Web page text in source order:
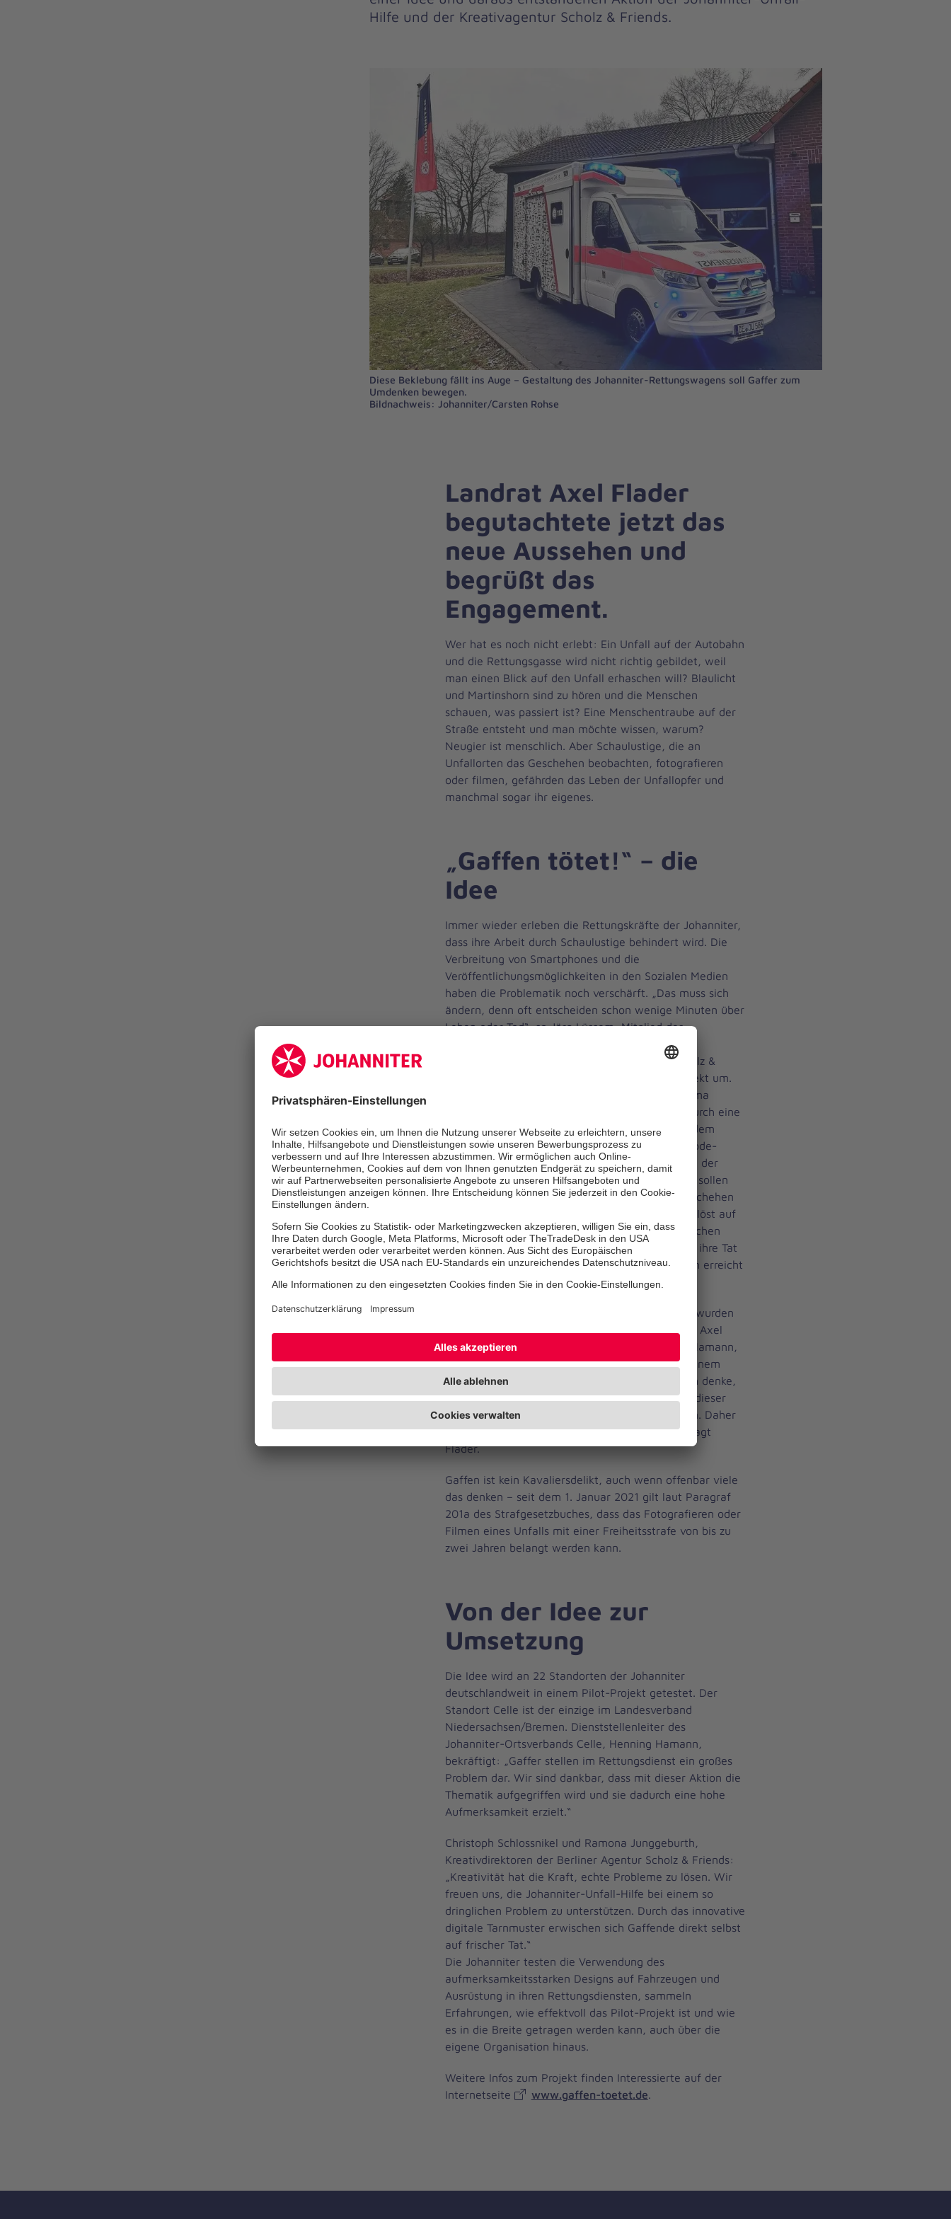
Hilfe und der Kreativagentur Scholz & Friends.
Diese Beklebung fällt ins Auge – Gestaltung des Johanniter-Rettungswagens soll Gaffer zum
Umdenken bewegen.
Bildnachweis: Johanniter/Carsten Rohse
Landrat Axel Flader
begutachtete jetzt das
neue Aussehen und
begrüßt das
Engagement.
Wer hat es noch nicht erlebt: Ein Unfall auf der Autobahn
und die Rettungsgasse wird nicht richtig gebildet, weil
man einen Blick auf den Unfall erhaschen will? Blaulicht
und Martinshorn sind zu hören und die Menschen
schauen, was passiert ist? Eine Menschentraube auf der
Straße entsteht und man möchte wissen, warum?
Neugier ist menschlich. Aber Schaulustige, die an
Unfallorten das Geschehen beobachten, fotografieren
oder filmen, gefährden das Leben der Unfallopfer und
manchmal sogar ihr eigenes.
„Gaffen tötet!“ – die
Idee
Immer wieder erleben die Rettungskräfte der Johanniter,
dass ihre Arbeit durch Schaulustige behindert wird. Die
Verbreitung von Smartphones und die
Veröffentlichungsmöglichkeiten in den Sozialen Medien
haben die Problematik noch verschärft. „Das muss sich
ändern, denn oft entscheiden schon wenige Minuten über
Leben oder Tod“, so Jörg Lüssem, Mitglied des
Bundesvorstandes der Johanniter-Unfall-Hilfe.
Die Johanniter greifen die Idee der Agentur Scholz &
Friends auf und setzen diese in einem Pilot-Projekt um.
Ziel ist es, Aufmerksamkeit für das brisante Thema
„Gaffen am Unfallort“ zu schaffen und diesem durch eine
gezielte Gestaltung ganz neu zu begegnen: Mit dem
innovativen digitalen Design auf Basis der QR-Code-
Technologie, das an Rettungsfahrzeugen oder an der
Ausrüstung der Retter angebracht werden kann, sollen
Schaulustige, die mit ihrem Smartphone das Geschehen
festhalten wollen, davon abgehalten werden. Es löst auf
dem Handy der Fotografierenden den automatischen
Warnhinweis „Gaffen tötet!“ aus. So soll Gaffern ihre Tat
unmittelbar bewusst gemacht und ein Umdenken erreicht
werden.
Zwei Rettungsfahrzeuge der Johanniter in Celle wurden
jetzt auch mit diesen QR-Codes beklebt. Landrat Axel
Flader nahm sie bei einem Termin mit Henning Hamann,
dem Rettungswachenleiter Stefan Hauke und seinem
Stellvertreter Carsten Rohse in Augenschein. „Ich denke,
dass ist ein Problem, auf das die Johanniter mit dieser
Beklebung Menschen sehr unmittelbar hinweisen. Daher
unterstützt der Landkreis Celle dieses Projekt“, sagt
Flader.
Gaffen ist kein Kavaliersdelikt, auch wenn offenbar viele
das denken – seit dem 1. Januar 2021 gilt laut Paragraf
201a des Strafgesetzbuches, dass das Fotografieren oder
Filmen eines Unfalls mit einer Freiheitsstrafe von bis zu
zwei Jahren belangt werden kann.
Von der Idee zur
Umsetzung
Die Idee wird an 22 Standorten der Johanniter
deutschlandweit in einem Pilot-Projekt getestet. Der
Standort Celle ist der einzige im Landesverband
Niedersachsen/Bremen. Dienststellenleiter des
Johanniter-Ortsverbands Celle, Henning Hamann,
bekräftigt: „Gaffer stellen im Rettungsdienst ein großes
Problem dar. Wir sind dankbar, dass mit dieser Aktion die
Thematik aufgegriffen wird und sie dadurch eine hohe
Aufmerksamkeit erzielt.“
Christoph Schlossnikel und Ramona Junggeburth,
Kreativdirektoren der Berliner Agentur Scholz & Friends:
„Kreativität hat die Kraft, echte Probleme zu lösen. Wir
freuen uns, die Johanniter-Unfall-Hilfe bei einem so
dringlichen Problem zu unterstützen. Durch das innovative
digitale Tarnmuster erwischen sich Gaffende direkt selbst
auf frischer Tat.“
Die Johanniter testen die Verwendung des
aufmerksamkeitsstarken Designs auf Fahrzeugen und
Ausrüstung in ihren Rettungsdiensten, sammeln
Erfahrungen, wie effektvoll das Pilot-Projekt ist und wie
es in die Breite getragen werden kann, auch über die
eigene Organisation hinaus.
Weitere Infos zum Projekt finden Interessierte auf der
Internetseite
www.gaffen-toetet.de.